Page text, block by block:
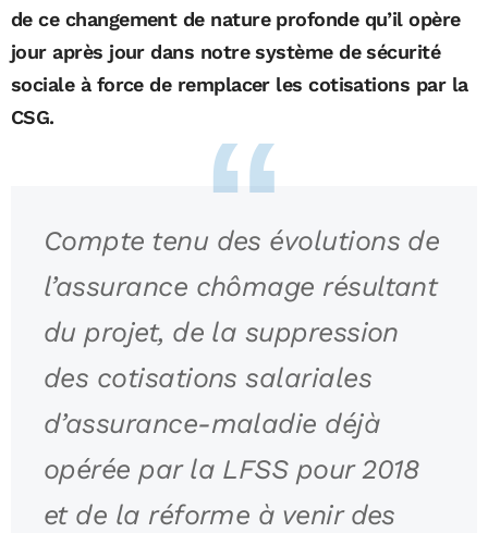
de ce changement de nature profonde qu’il opère
jour après jour dans notre système de sécurité
sociale à force de remplacer les cotisations par la
CSG.
Compte tenu des évolutions de
l’assurance chômage résultant
du projet, de la suppression
des cotisations salariales
d’assurance-maladie déjà
opérée par la LFSS pour 2018
et de la réforme à venir des